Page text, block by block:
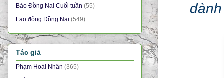
Báo Đồng Nai Cuối tuần (55)
Lao động Đồng Nai (549)
Tác giả
Phạm Hoài Nhân (365)